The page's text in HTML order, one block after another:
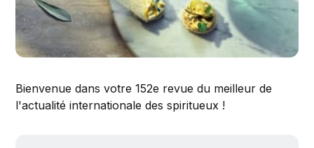
Bienvenue dans votre 152e revue du meilleur de
l'actualité internationale des spiritueux !